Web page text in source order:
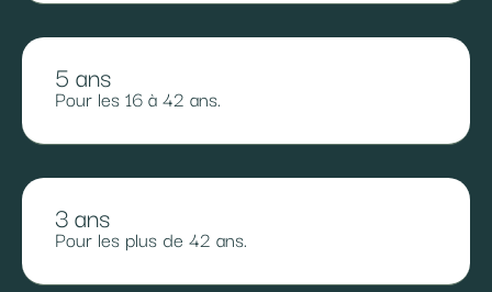
5 ans
Pour les 16 à 42 ans.
3 ans
Pour les plus de 42 ans.